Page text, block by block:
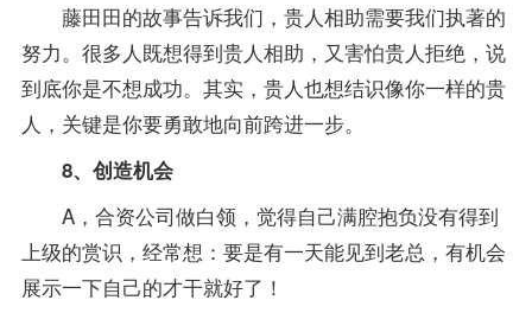
藤田田的故事告诉我们，贵人相助需要我们执著的
努力。很多人既想得到贵人相助，又害怕贵人拒绝，说
到底你是不想成功。其实，贵人也想结识像你一样的贵
人，关键是你要勇敢地向前跨进一步。
8、创造机会
A，合资公司做白领，觉得自己满腔抱负没有得到
上级的赏识，经常想：要是有一天能见到老总，有机会
展示一下自己的才干就好了！